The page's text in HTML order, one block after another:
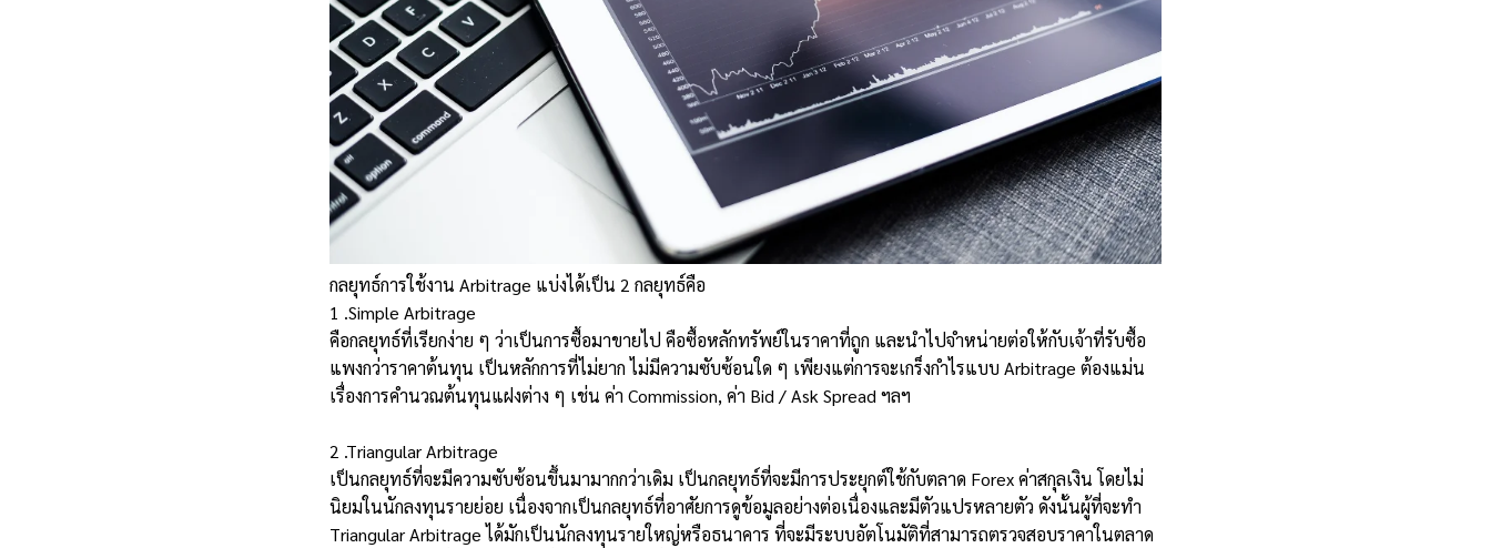
กลยุทธ์การใช้งาน Arbitrage แบ่งได้เป็น 2 กลยุทธ์คือ
1 .Simple Arbitrage
คือกลยุทธ์ที่เรียกง่าย ๆ ว่าเป็นการซื้อมาขายไป คือซื้อหลักทรัพย์ในราคาที่ถูก และนำไปจำหน่ายต่อให้กับเจ้าที่รับซื้อ
แพงกว่าราคาต้นทุน เป็นหลักการที่ไม่ยาก ไม่มีความซับซ้อนใด ๆ เพียงแต่การจะเกร็งกำไรแบบ Arbitrage ต้องแม่น
เรื่องการคำนวณต้นทุนแฝงต่าง ๆ เช่น ค่า Commission, ค่า Bid / Ask Spread ฯลฯ
2 .Triangular Arbitrage
เป็นกลยุทธ์ที่จะมีความซับซ้อนขึ้นมามากกว่าเดิม เป็นกลยุทธ์ที่จะมีการประยุกต์ใช้กับตลาด Forex ค่าสกุลเงิน โดยไม่
นิยมในนักลงทุนรายย่อย เนื่องจากเป็นกลยุทธ์ที่อาศัยการดูข้อมูลอย่างต่อเนื่องและมีตัวแปรหลายตัว ดังนั้นผู้ที่จะทำ
Triangular Arbitrage ได้มักเป็นนักลงทุนรายใหญ่หรือธนาคาร ที่จะมีระบบอัตโนมัติที่สามารถตรวจสอบราคาในตลาด